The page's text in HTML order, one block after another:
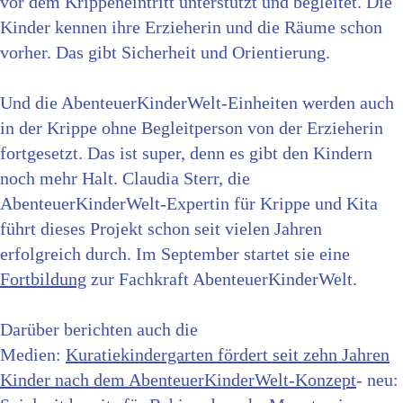
Kinder kennen ihre Erzieherin und die Räume schon
vorher. Das gibt Sicherheit und Orientierung.
Und die AbenteuerKinderWelt-Einheiten werden auch
in der Krippe ohne Begleitperson von der Erzieherin
fortgesetzt. Das ist super, denn es gibt den Kindern
noch mehr Halt. Claudia Sterr, die
AbenteuerKinderWelt-Expertin für Krippe und Kita
führt dieses Projekt schon seit vielen Jahren
erfolgreich durch. Im September startet sie eine
Fortbildung zur Fachkraft AbenteuerKinderWelt.
Darüber berichten auch die
Medien: Kuratiekindergarten fördert seit zehn Jahren
Kinder nach dem AbenteuerKinderWelt-Konzept- neu: